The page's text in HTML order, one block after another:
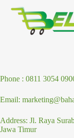
Phone : 0811 3054
Email:
Address: Jl. Raya
Jawa Timur